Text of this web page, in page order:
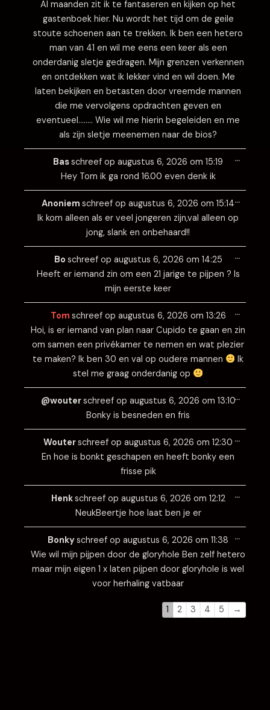
Al maanden zit ik te fantaseren en kijken op het
gastenboek hier. Nu wordt het tijd om de geile
stoute schoenen aan te trekken. Ik ben een hetero
man van 41 en wil me eens een keer als een
onderdanig sletje gedragen. Mijn grenzen verkennen
en ontdekken wat ik lekker vind en wil doen. Me
laten bekijken en betasten door vreemde mannen
die me vervolgens opdrachten geven en
eventueel…….. Wie wil me hierin begeleiden en me
als zijn sletje meenemen naar de bios?
Basschreef op augustus 6, 2026 om 15:19
Hey Tom ik ga rond 16.00 even denk ik
…
Wissel
deze
Anoniem schreef op augustus 6, 2026 om 15:14
Ik kom alleen als er veel jongeren zijn,val alleen op
jong, slank en onbehaard!!
…
Wissel
deze
Bo schreef op augustus 6, 2026 om 14:25
Heeft er iemand zin om een 21 jarige te pijpen ? Is
mijn eerste keer
…
Wissel
deze
Tom schreef op augustus 6, 2026 om 13:26
Hoi, is er iemand van plan naar Cupido te gaan en zin
om samen een privékamer te nemen en wat plezier
te maken? Ik ben 30 en val op oudere mannen
Ik
stel me graag onderdanig op
…
Wissel
deze
@wouterschreef op augustus 6, 2026 om 13:10
Bonky is besneden en fris
…
Wissel
deze
Wouterschreef op augustus 6, 2026 om 12:30
En hoe is bonkt geschapen en heeft bonky een
frisse pik
…
Wissel
deze
Henkschreef op augustus 6, 2026 om 12:12
NeukBeertje hoe laat ben je er
…
Wissel
deze
Bonkyschreef op augustus 6, 2026 om 11:38
Wie wil mijn pijpen door de gloryhole Ben zelf hetero
maar mijn eigen 1 x laten pijpen door gloryhole is wel
voor herhaling vatbaar
…
Wissel
deze
1 2 3 4 5 →